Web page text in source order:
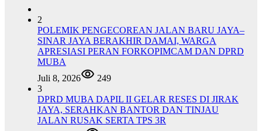
2
POLEMIK PENGECOREAN JALAN BARU JAYA–
SINAR JAYA BERAKHIR DAMAI, WARGA
APRESIASI PERAN FORKOPIMCAM DAN DPRD
MUBA
Juli 8, 2026
249
3
DPRD MUBA DAPIL II GELAR RESES DI JIRAK
JAYA, SERAHKAN BANTOR DAN TINJAU
JALAN RUSAK SERTA TPS 3R